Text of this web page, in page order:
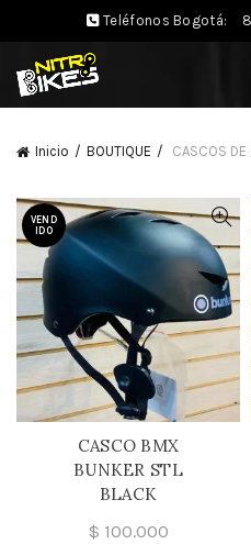
Teléfonos Bogotá:
Inicio BOUTIQUE CASCOS DE
VEND
IDO
CASCO BMX
BUNKER STL
BLACK
$ 100.000